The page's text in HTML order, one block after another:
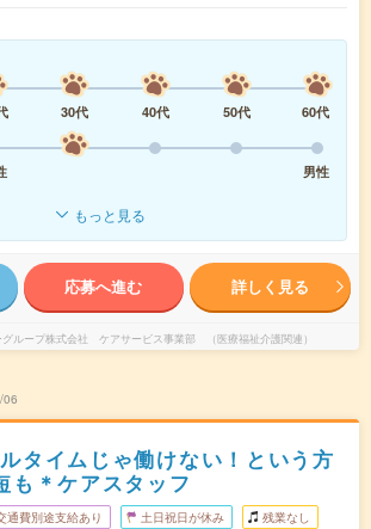
30代 40代 50代
60代
男性
もっと見る
応募へ進む 詳しく見る
グループ株式会社 ケアサービス事業部 （医療福祉介護関連）
06
ルタイムじゃ働けない！という方
も＊ケアスタッフ
通費別途支給あり 土日祝日が休み 残業なし